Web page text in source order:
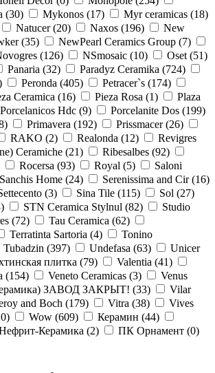
(30) Mykonos (17) Myr ceramicas (18)
Natucer (20) Naxos (196)
New
(35) NewPearl Ceramics Group (7)
(126) NSmosaic (10) Oset (51)
Panaria (32) Paradyz Ceramika (724)
Peronda (405) Petracer`s (174)
Ceramica (16) Pieza Rosa (1)
Plaza
Porcelanicos Hdc (9) Porcelanite Dos (199)
) Primavera (192) Prissmacer (26)
RAKO (2) Realonda (12)
Revigres
Ceramiche (21) Ribesalbes (92)
Rocersa (93) Royal (5)
Saloni
Sanchis Home (24) Serenissima and Cir (16)
(3) Sina Tile (115) Sol (27)
) STN Ceramica Stylnul (82)
Studio
(72) Tau Ceramica (62)
Terratinta Sartoria (4)
Tonino
Tubadzin (397) Undefasa (63)
Unicer
плитка (79) Valentia (41)
(154) Veneto Ceramicas (3)
Venus
ЗАВОД ЗАКРЫТ! (33)
Vilar
and Boch (179) Vitra (38)
Vives
) Wow (609) Керамин (44)
Керамика (2) ПК Орнамент (0)